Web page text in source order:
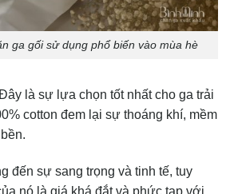
ga gối sử dụng phổ biến vào mùa hè
là sự lựa chọn tốt nhất cho ga trải
cotton đem lại sự thoáng khí, mềm
đến sự sang trọng và tinh tế, tuy
nó là giá khá đắt và phức tạp với